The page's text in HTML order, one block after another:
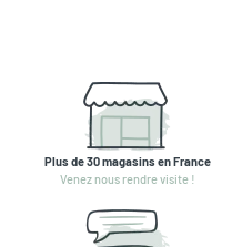
Plus de 30 magasins en France
Venez nous rendre visite !